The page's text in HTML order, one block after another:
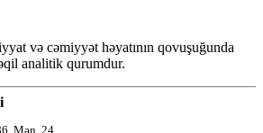
və cəmiyyət həyatının qovuşuğunda
analitik qurumdur.